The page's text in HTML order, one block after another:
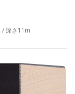
深さ11m